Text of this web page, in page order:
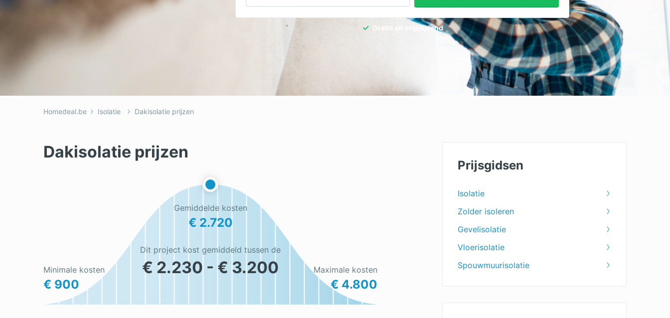
Gratis en vrijblijvend
Homedeal.be Isolatie Dakisolatie prijzen
Dakisolatie prijzen
Minimale kosten
€ 900
Gemiddelde kosten
€ 2.720
Maximale kosten
€ 4.800
Dit project kost gemiddeld tussen de
€ 2.230 - € 3.200
Prijsgidsen
Isolatie
Zolder isoleren
Gevelisolatie
Vloerisolatie
Spouwmuurisolatie